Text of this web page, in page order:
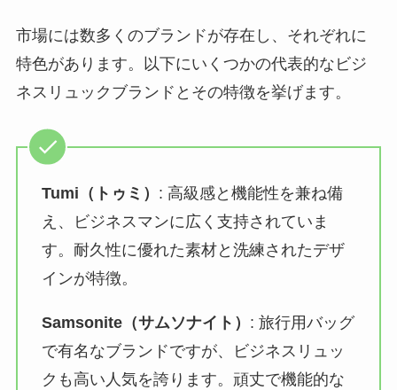
市場には数多くのブランドが存在し、それぞれに
特色があります。以下にいくつかの代表的なビジ
ネスリュックブランドとその特徴を挙げます。
Tumi（トゥミ） : 高級感と機能性を兼ね備
え、ビジネスマンに広く支持されていま
す。耐久性に優れた素材と洗練されたデザ
インが特徴。
Samsonite（サムソナイト） : 旅行用バッグ
で有名なブランドですが、ビジネスリュッ
クも高い人気を誇ります。頑丈で機能的な